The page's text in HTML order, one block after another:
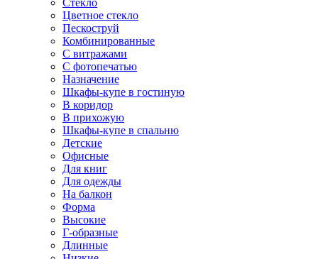
Стекло
Цветное стекло
Пескоструй
Комбинированные
С витражами
С фотопечатью
Назначение
Шкафы-купе в гостиную
В коридор
В прихожую
Шкафы-купе в спальню
Детские
Офисные
Для книг
Для одежды
На балкон
Форма
Высокие
Г-образные
Длинные